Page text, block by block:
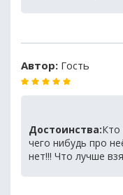
Автор: Гость
Достоинства:Кто
чего нибудь про
нет!!! Что лучше